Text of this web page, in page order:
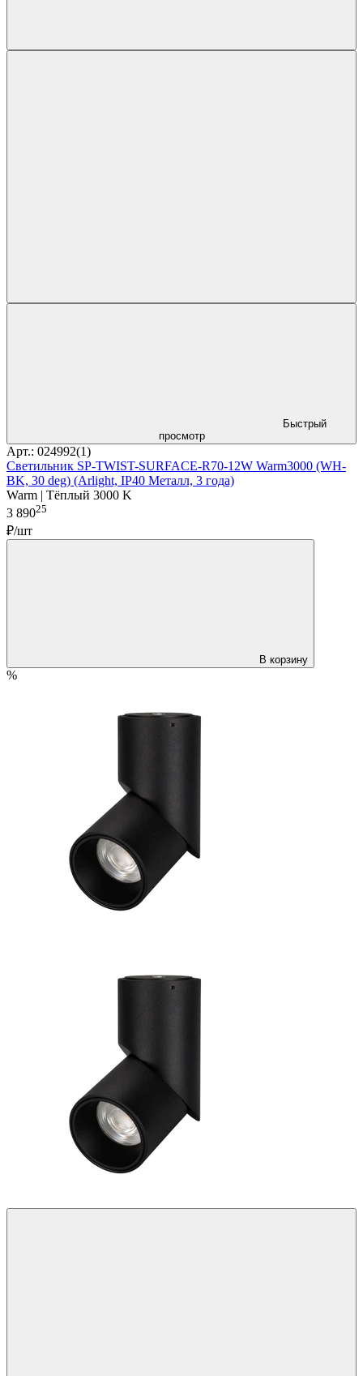
Быстрый
просмотр
Арт.: 024992(1)
Светильник SP-TWIST-SURFACE-R70-12W Warm3000 (WH-
BK, 30 deg) (Arlight, IP40 Металл, 3 года)
Warm | Тёплый 3000 K
3 89025
₽/шт
В корзину
%